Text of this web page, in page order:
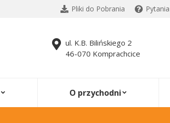
Pliki do Pobrania
ul. K.B. Bilińskiego 2
46-070 Komprachcice
O przychodni